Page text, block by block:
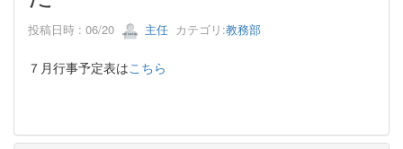
投稿日時 : 06/20 主任 カテゴリ:教務部
７月行事予定表はこちら